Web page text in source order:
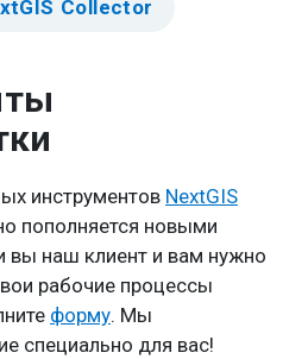
Collector
инструментов NextGIS
пополняется новыми
вы наш клиент и вам нужно
рабочие процессы
форму. Мы
специально для вас!